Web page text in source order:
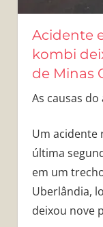
Acidente
kombi
de Minas
As causas
Um acidente
última
em um
Uberlândia,
deixou nove